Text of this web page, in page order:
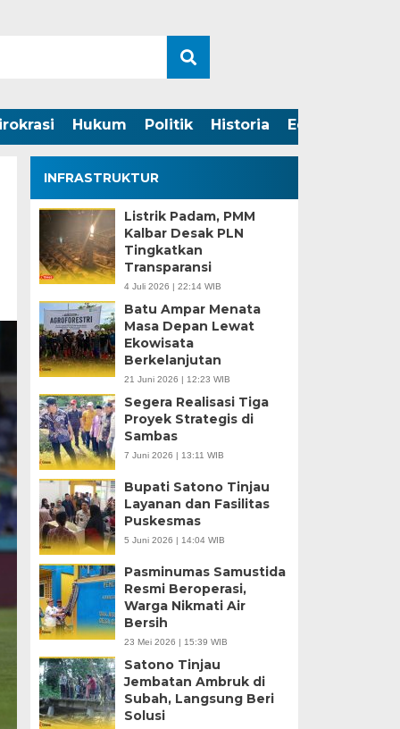
Hukum Politik Historia Edukasi
INFRASTRUKTUR
Listrik Padam, PMM
Kalbar Desak PLN
Tingkatkan
Transparansi
4 Juli 2026 | 22:14 WIB
Batu Ampar Menata
Masa Depan Lewat
Ekowisata
Berkelanjutan
21 Juni 2026 | 12:23 WIB
Segera Realisasi Tiga
Proyek Strategis di
Sambas
7 Juni 2026 | 13:11 WIB
Bupati Satono Tinjau
Layanan dan Fasilitas
Puskesmas
5 Juni 2026 | 14:04 WIB
Pasminumas Samustida
Resmi Beroperasi,
Warga Nikmati Air
Bersih
23 Mei 2026 | 15:39 WIB
Satono Tinjau
Jembatan Ambruk di
Subah, Langsung Beri
Solusi